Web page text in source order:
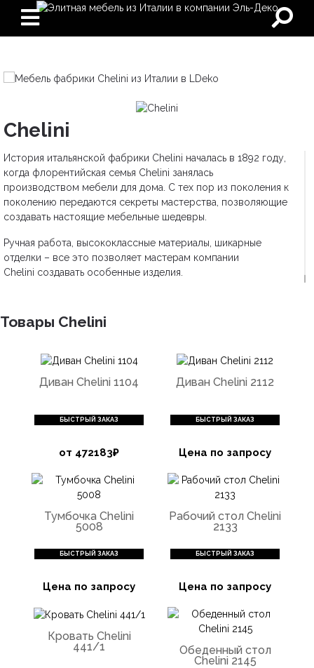
Chelini
История итальянской фабрики Chelini началась в 1892 году,
когда флорентийская семья Chelini занялась
производством мебели для дома. С тех пор из поколения к
поколению передаются секреты мастерства, позволяющие
создавать настоящие мебельные шедевры.
Ручная работа, высококлассные материалы, шикарные
отделки – все это позволяет мастерам компании
Chelini создавать особенные изделия.
Товары Chelini
Диван Chelini 1104
БЫСТРЫЙ ЗАКАЗ
от 472183₽
Диван Chelini 2112
БЫСТРЫЙ ЗАКАЗ
Цена по запросу
Тумбочка Chelini
5008
БЫСТРЫЙ ЗАКАЗ
Цена по запросу
Рабочий стол Chelini
2133
БЫСТРЫЙ ЗАКАЗ
Цена по запросу
Кровать Chelini
441/1 Обеденный стол
Chelini 2145